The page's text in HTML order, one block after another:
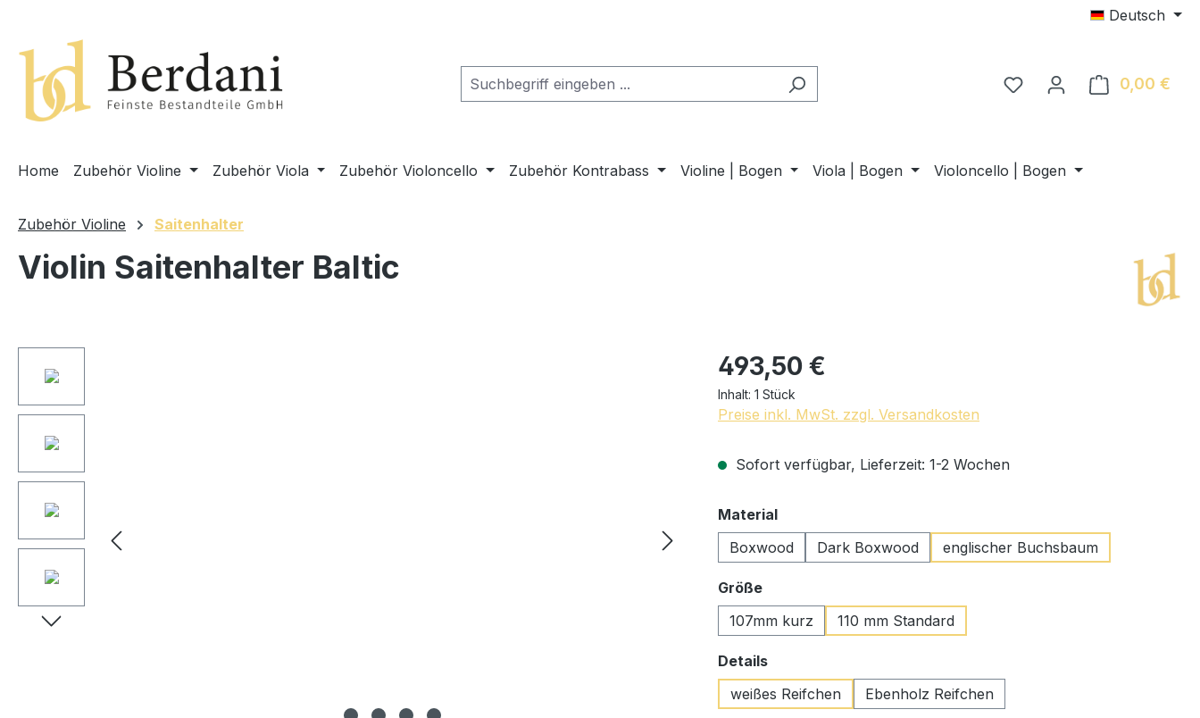
Deutsch
0,00 €
Home Zubehör Violine Zubehör Viola Zubehör Violoncello Zubehör Kontrabass Violine | Bogen Viola | Bogen Violoncello | Bogen
Zubehör Violine Saitenhalter
Violin Saitenhalter Baltic
493,50 €
Inhalt: 1 Stück
Preise inkl. MwSt. zzgl. Versandkosten
Sofort verfügbar, Lieferzeit: 1-2 Wochen
Materialauswählen
Boxwood
Dark Boxwood englischer Buchsbaum
Größeauswählen
107mm kurz
110 mm Standard
Detailsauswählen
weißes Reifchen
Ebenholz Reifchen